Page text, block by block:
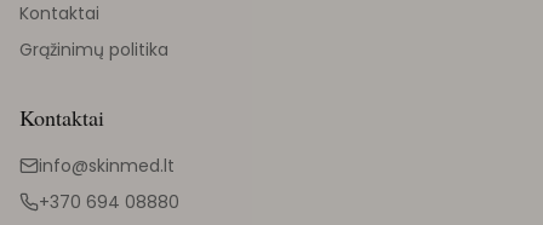
Kontaktai
Grąžinimų politika
Kontaktai
info@skinmed.lt
+370 694 08880